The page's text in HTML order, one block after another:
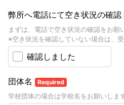
弊所へ電話にて空き状況の確認
まずは、電話で空き状況の確認をお願
※空き状況を確認していない場合は、受
確認しました
団体名 Required
学校団体の場合は学校名をお願いしま